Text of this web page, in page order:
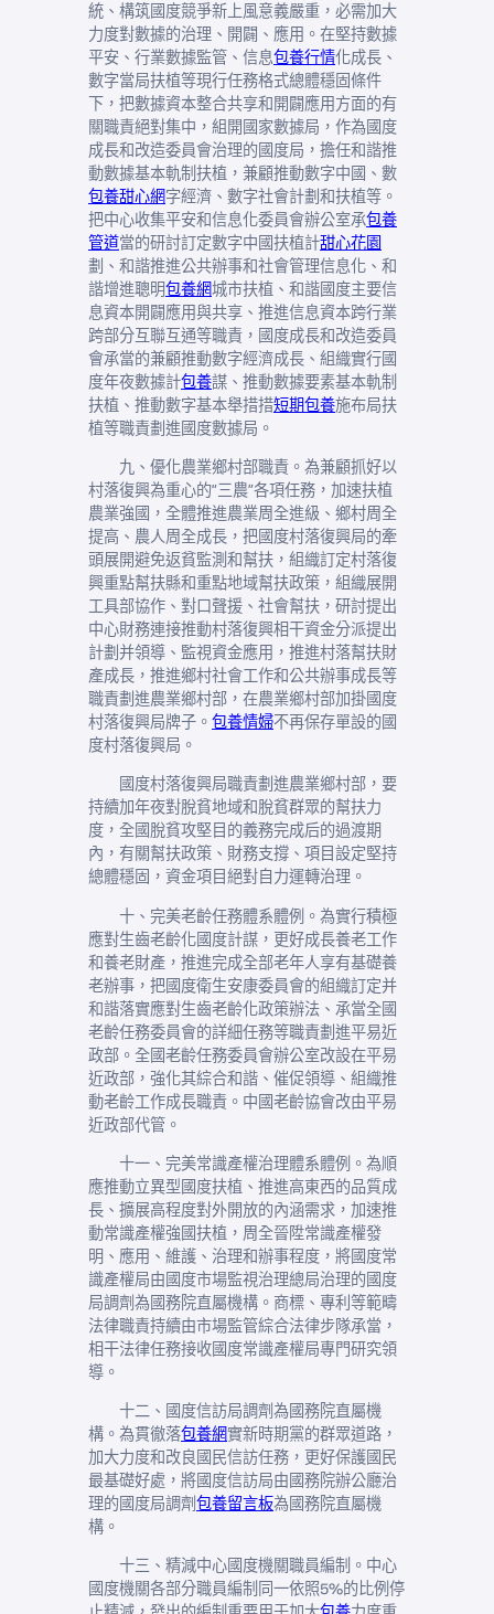
統、構筑國度競爭新上風意義嚴重，必需加大
力度對數據的治理、開闢、應用。在堅持數據
平安、行業數據監管、信息包養行情化成長、
數字當局扶植等現行任務格式總體穩固條件
下，把數據資本整合共享和開闢應用方面的有
關職責絕對集中，組開國家數據局，作為國度
成長和改造委員會治理的國度局，擔任和諧推
動數據基本軌制扶植，兼顧推動數字中國、數
包養甜心網字經濟、數字社會計劃和扶植等。
把中心收集平安和信息化委員會辦公室承包養
管道當的研討訂定數字中國扶植計甜心花園
劃、和諧推進公共辦事和社會管理信息化、和
諧增進聰明包養網城市扶植、和諧國度主要信
息資本開闢應用與共享、推進信息資本跨行業
跨部分互聯互通等職責，國度成長和改造委員
會承當的兼顧推動數字經濟成長、組織實行國
度年夜數據計包養謀、推動數據要素基本軌制
扶植、推動數字基本舉措措短期包養施布局扶
植等職責劃進國度數據局。
九、優化農業鄉村部職責。為兼顧抓好以
村落復興為重心的“三農”各項任務，加速扶植
農業強國，全體推進農業周全進級、鄉村周全
提高、農人周全成長，把國度村落復興局的牽
頭展開避免返貧監測和幫扶，組織訂定村落復
興重點幫扶縣和重點地域幫扶政策，組織展開
工具部協作、對口聲援、社會幫扶，研討提出
中心財務連接推動村落復興相干資金分派提出
計劃并領導、監視資金應用，推進村落幫扶財
產成長，推進鄉村社會工作和公共辦事成長等
職責劃進農業鄉村部，在農業鄉村部加掛國度
村落復興局牌子。 包養情婦不再保存單設的國
度村落復興局。
國度村落復興局職責劃進農業鄉村部，要
持續加年夜對脫貧地域和脫貧群眾的幫扶力
度，全國脫貧攻堅目的義務完成后的過渡期
內，有關幫扶政策、財務支撐、項目設定堅持
總體穩固，資金項目絕對自力運轉治理。
十、完美老齡任務體系體例。為實行積極
應對生齒老齡化國度計謀，更好成長養老工作
和養老財產，推進完成全部老年人享有基礎養
老辦事，把國度衛生安康委員會的組織訂定并
和諧落實應對生齒老齡化政策辦法、承當全國
老齡任務委員會的詳細任務等職責劃進平易近
政部。全國老齡任務委員會辦公室改設在平易
近政部，強化其綜合和諧、催促領導、組織推
動老齡工作成長職責。中國老齡協會改由平易
近政部代管。
十一、完美常識產權治理體系體例。為順
應推動立異型國度扶植、推進高東西的品質成
長、擴展高程度對外開放的內涵需求，加速推
動常識產權強國扶植，周全晉陞常識產權發
明、應用、維護、治理和辦事程度，將國度常
識產權局由國度市場監視治理總局治理的國度
局調劑為國務院直屬機構。商標、專利等範疇
法律職責持續由市場監管綜合法律步隊承當，
相干法律任務接收國度常識產權局專門研究領
導。
十二、國度信訪局調劑為國務院直屬機
構。為貫徹落包養網實新時期黨的群眾道路，
加大力度和改良國民信訪任務，更好保護國民
最基礎好處，將國度信訪局由國務院辦公廳治
理的國度局調劑包養留言板為國務院直屬機
構。
十三、精減中心國度機關職員編制。中心
國度機關各部分職員編制同一依照5%的比例停